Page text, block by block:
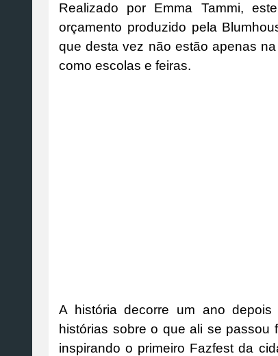
Realizado por Emma Tammi,
orçamento produzido pela
que desta vez não estão apenas
como escolas e feiras.
A história decorre um ano
histórias sobre o que ali se passou
inspirando o primeiro Fazfest da